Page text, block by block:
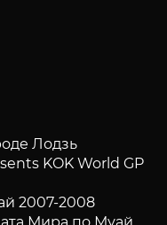
Лодзь
KOK World GP
2007-2008
Мира по Муай